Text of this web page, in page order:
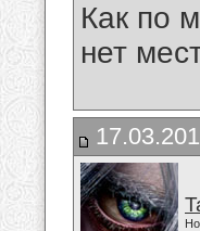
Как по
нет